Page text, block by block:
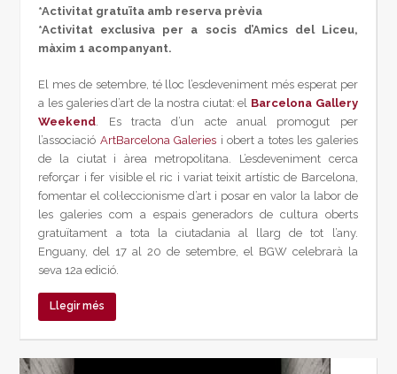
*Activitat gratuïta amb reserva prèvia
*Activitat exclusiva per a socis d’Amics del Liceu,
màxim 1 acompanyant.
El mes de setembre, té lloc l’esdeveniment més esperat per
a les galeries d’art de la nostra ciutat: el Barcelona Gallery
Weekend . Es tracta d’un acte anual promogut per
l’associació ArtBarcelona Galeries i obert a totes les galeries
de la ciutat i àrea metropolitana. L’esdeveniment cerca
reforçar i fer visible el ric i variat teixit artístic de Barcelona,
fomentar el col·leccionisme d’art i posar en valor la labor de
les galeries com a espais generadors de cultura oberts
gratuïtament a tota la ciutadania al llarg de tot l’any.
Enguany, del 17 al 20 de setembre, el BGW celebrarà la
seva 12a edició.
Llegir més